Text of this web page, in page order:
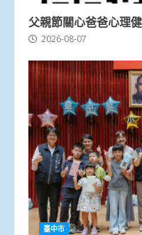
父親節關心爸爸心理
2026-08-07
臺中市